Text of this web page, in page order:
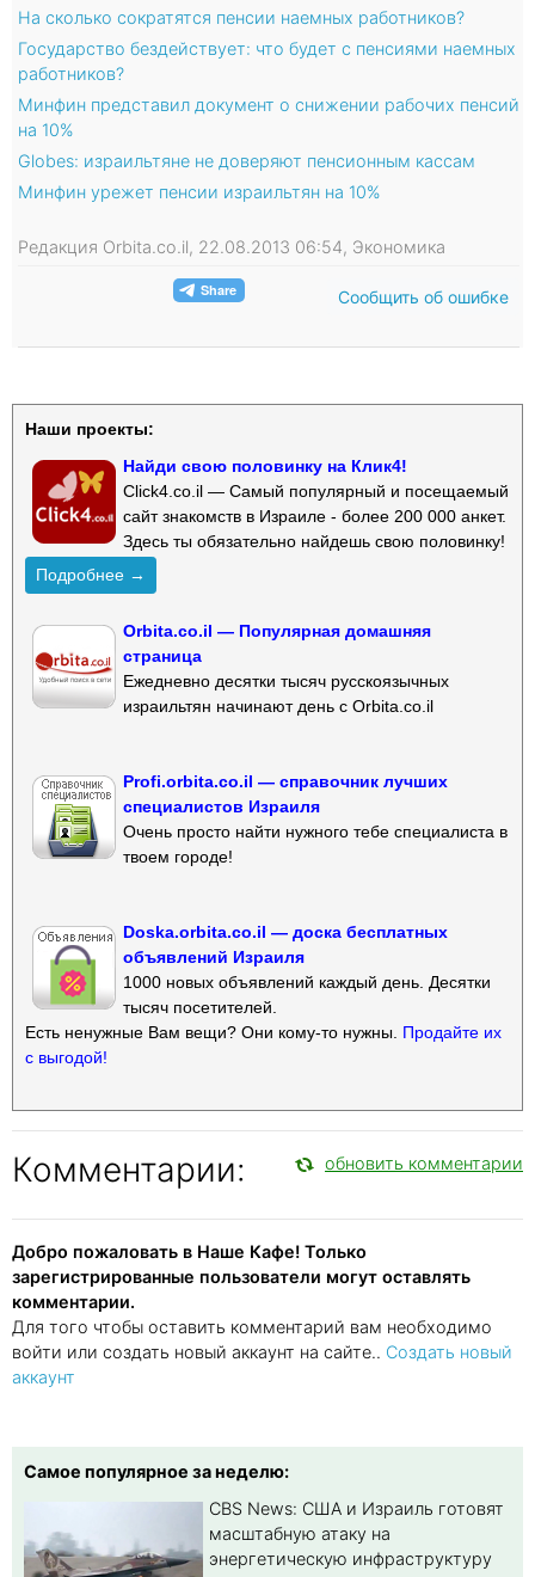
На сколько сократятся пенсии наемных работников?
Государство бездействует: что будет с пенсиями наемных
работников?
Минфин представил документ о снижении рабочих пенсий
на 10%
Globes: израильтяне не доверяют пенсионным кассам
Минфин урежет пенсии израильтян на 10%
Редакция Orbita.co.il, 22.08.2013 06:54, Экономика
Сообщить об ошибке
Наши проекты:
Найди свою половинку на Клик4!
Click4.co.il — Самый популярный и посещаемый
сайт знакомств в Израиле - более 200 000 анкет.
Здесь ты обязательно найдешь свою половинку!
Подробнее →
Orbita.co.il — Популярная домашняя
страница
Ежедневно десятки тысяч русскоязычных
израильтян начинают день с Orbita.co.il
Profi.orbita.co.il — справочник лучших
специалистов Израиля
Очень просто найти нужного тебе специалиста в
твоем городе!
Doska.orbita.co.il — доска бесплатных
объявлений Израиля
1000 новых объявлений каждый день. Десятки
тысяч посетителей.
Есть ненужные Вам вещи? Они кому-то нужны. Продайте их
с выгодой!
Комментарии: обновить комментарии
Добро пожаловать в Наше Кафе! Только
зарегистрированные пользователи могут оставлять
комментарии.
Для того чтобы оставить комментарий вам необходимо
войти или создать новый аккаунт на сайте.. Создать новый
аккаунт
Самое популярное за неделю:
CBS News: США и Израиль готовят
масштабную атаку на
энергетическую инфраструктуру